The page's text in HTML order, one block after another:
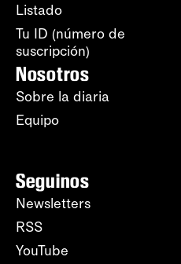
Listado
Tu ID (número de
suscripción)
Nosotros
Sobre la diaria
Equipo
Seguinos
Newsletters
RSS
YouTube